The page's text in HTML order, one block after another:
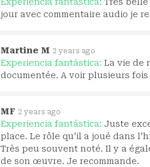
Experiencia fantástica: Tres
jour avec commentaire audio je
Martine M 2 years ago
Experiencia fantástica: La vie de
documentée. A voir plusieurs fois
MF 2 years ago
Experiencia fantástica: Juste
place. Le rôle qu’il a joué dans
Très peu souvent noté. Il y a
de son œuvre. Je recommande.